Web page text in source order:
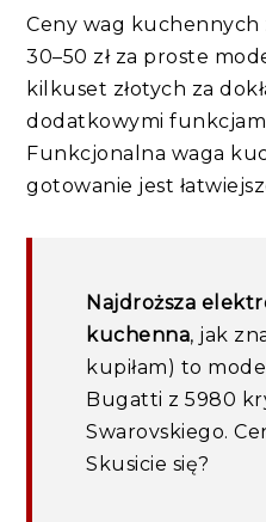
Ceny wag kuchennych
30–50 zł za proste
kilkuset złotych za
dodatkowymi
Funkcjonalna waga
gotowanie jest
Najdroższa
kuchenna, jak
kupiłam) to
Bugatti z 5980
Swarovskiego.
Skusicie się?